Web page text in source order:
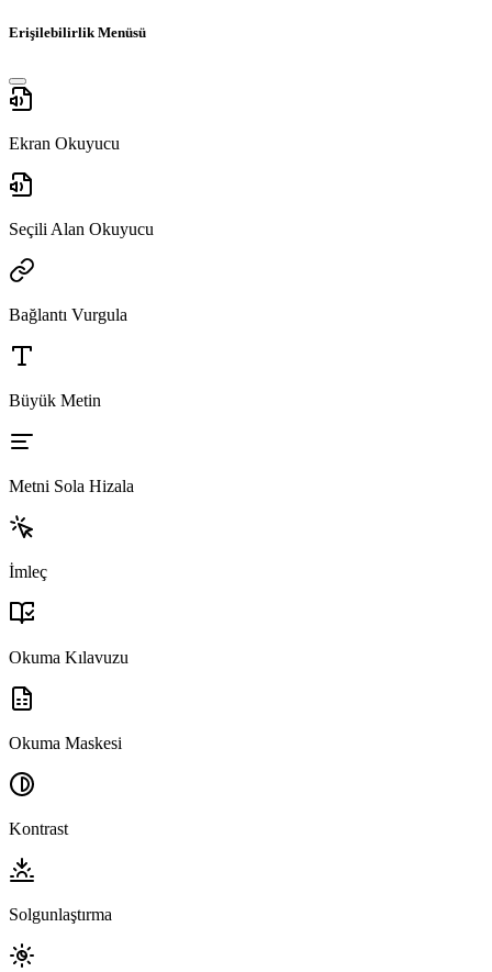
Erişilebilirlik Menüsü
Ekran Okuyucu
Seçili Alan Okuyucu
Bağlantı Vurgula
Büyük Metin
Metni Sola Hizala
İmleç
Okuma Kılavuzu
Okuma Maskesi
Kontrast
Solgunlaştırma